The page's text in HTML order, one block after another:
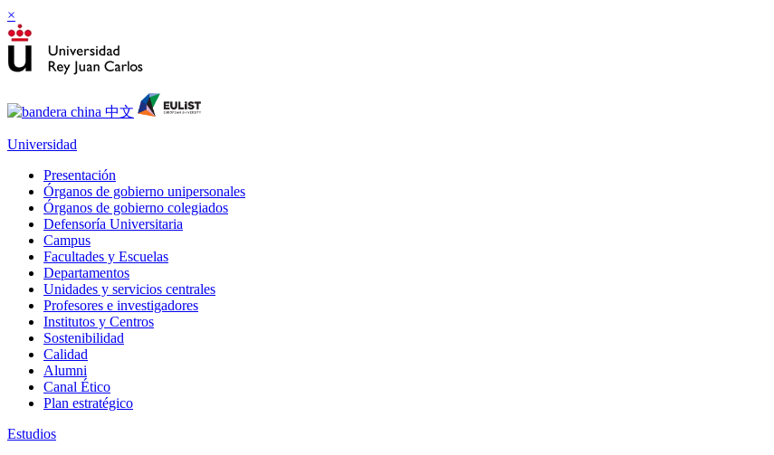
×
Universidad
Presentación
Órganos de gobierno unipersonales
Órganos de gobierno colegiados
Defensoría Universitaria
Campus
Facultades y Escuelas
Departamentos
Unidades y servicios centrales
Profesores e investigadores
Institutos y Centros
Sostenibilidad
Calidad
Alumni
Canal Ético
Plan estratégico
Estudios